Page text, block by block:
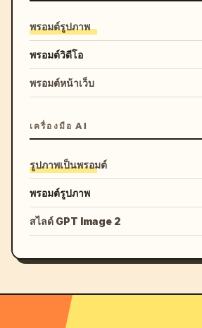
พรอมต์รูปภาพ
พรอมต์วิดีโอ
พรอมต์หน้าเว็บ
เครื่องมือ AI
รูปภาพเป็นพรอมต์
พรอมต์รูปภาพ
สไลด์ GPT Image 2